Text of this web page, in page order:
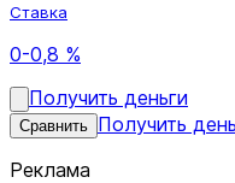
Ставка
0-0,8 %
Получить деньги
Сравнить Получить
Реклама